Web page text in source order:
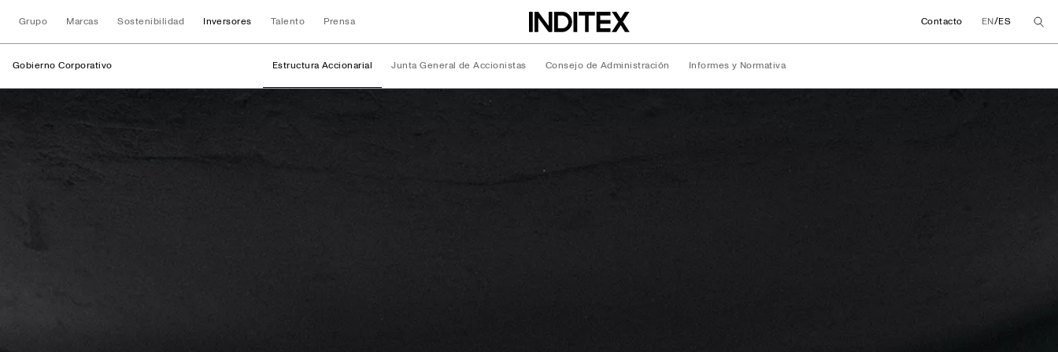
Grupo Marcas Sostenibilidad Inversores Talento Prensa Contacto EN/ES
Gobierno Corporativo Estructura Accionarial Junta General de Accionistas Consejo de Administración Informes y Normativa
Estructura Accionarial